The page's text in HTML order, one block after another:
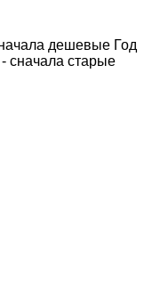
дешевые Год
сначала старые